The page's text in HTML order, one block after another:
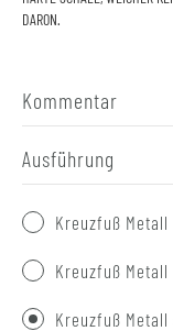
DARON.
Kommentar
Ausführung
Kreuzfuß Metall
Kreuzfuß
Kreuzfuß